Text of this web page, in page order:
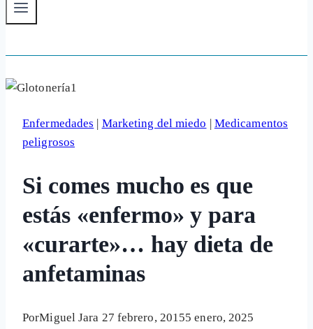
Enfermedades | Marketing del miedo | Medicamentos
peligrosos
Si comes mucho es que
estás «enfermo» y para
«curarte»… hay dieta de
anfetaminas
PorMiguel Jara 27 febrero, 20155 enero, 2025